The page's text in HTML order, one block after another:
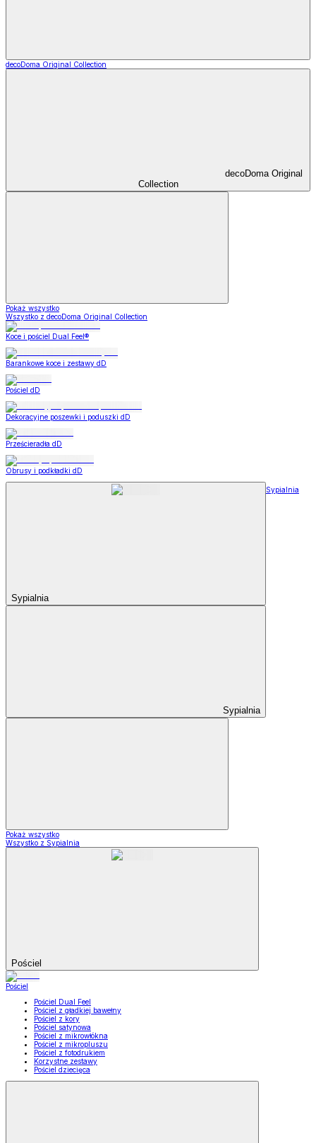
decoDoma Original Collection
decoDoma Original
Collection
Pokaż wszystko
Wszystko z decoDoma Original Collection
Koce i pościel Dual Feel®
Barankowe koce i zestawy dD
Pościel dD
Dekoracyjne poszewki i poduszki dD
Prześcieradła dD
Obrusy i podkładki dD
Sypialnia
Sypialnia
Sypialnia
Pokaż wszystko
Wszystko z Sypialnia
Pościel
Pościel
Pościel Dual Feel
Pościel z gładkiej bawełny
Pościel z kory
Pościel satynowa
Pościel z mikrowłókna
Pościel z mikropluszu
Pościel z fotodrukiem
Korzystne zestawy
Pościel dziecięca